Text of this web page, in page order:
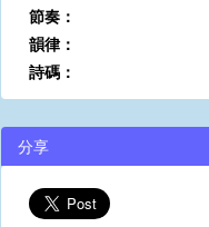
節奏：
韻律：
詩碼：
分享